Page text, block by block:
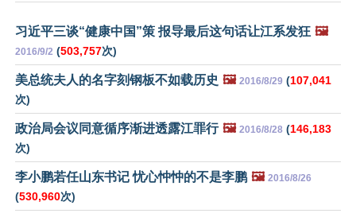
习近平三谈“健康中国”策 报导最后这句话让江系发狂 🖼️
2016/9/2 (503,757次)
美总统夫人的名字刻钢板不如载历史 🖼️ 2016/8/29 (107,041
次)
政治局会议同意循序渐进透露江罪行 🖼️ 2016/8/28 (146,183
次)
李小鹏若任山东书记 忧心忡忡的不是李鹏 🖼️ 2016/8/26
(530,960次)